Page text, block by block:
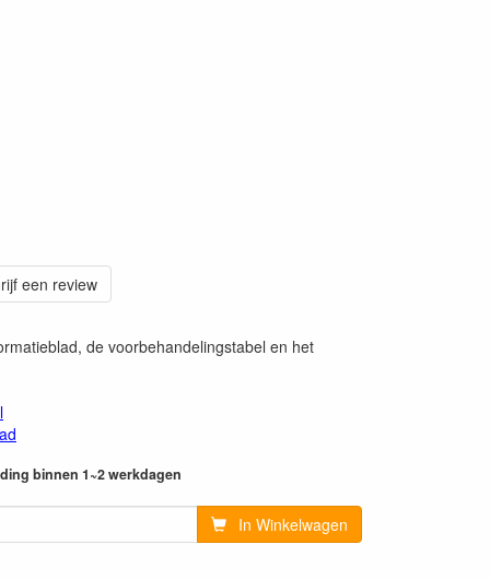
een review
de voorbehandelingstabel en het
binnen 1~2 werkdagen
In Winkelwagen